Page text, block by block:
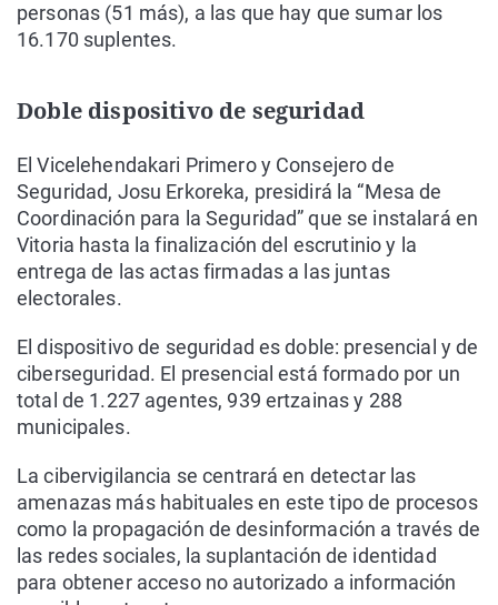
personas (51 más), a las que hay que sumar los
16.170 suplentes.
Doble dispositivo de seguridad
El Vicelehendakari Primero y Consejero de
Seguridad, Josu Erkoreka, presidirá la “Mesa de
Coordinación para la Seguridad” que se instalará en
Vitoria hasta la finalización del escrutinio y la
entrega de las actas firmadas a las juntas
electorales.
El dispositivo de seguridad es doble: presencial y de
ciberseguridad. El presencial está formado por un
total de 1.227 agentes, 939 ertzainas y 288
municipales.
La cibervigilancia se centrará en detectar las
amenazas más habituales en este tipo de procesos
como la propagación de desinformación a través de
las redes sociales, la suplantación de identidad
para obtener acceso no autorizado a información